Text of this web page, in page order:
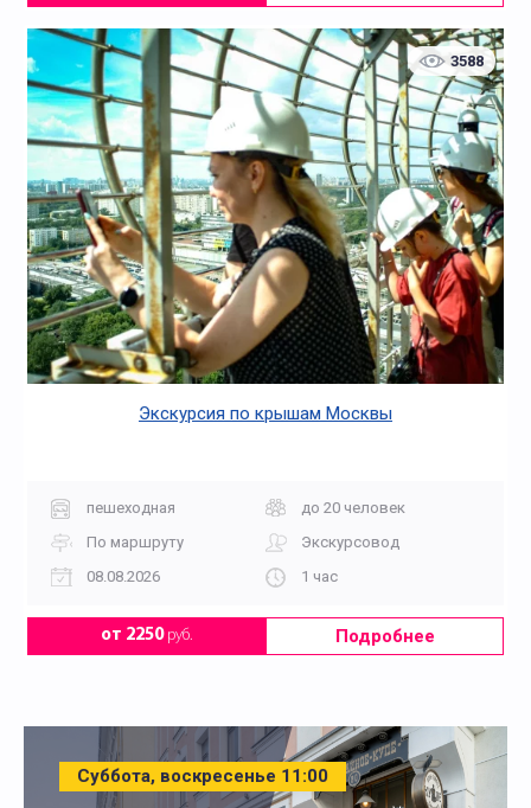
3588
Экскурсия по крышам Москвы
пешеходная
до 20 человек
По маршруту
Экскурсовод
08.08.2026
1 час
от 2250руб. Подробнее
Суббота, воскресенье 11:00